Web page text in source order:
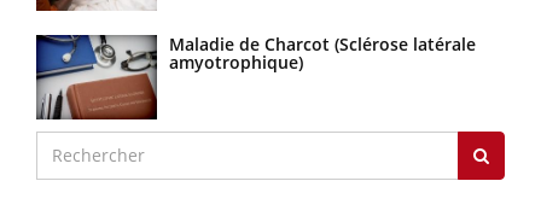
Maladie de Charcot (Sclérose latérale
amyotrophique)